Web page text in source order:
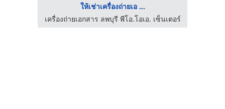
ให้เช่าเครื่องถ่ายเอ ...
เครื่องถ่ายเอกสาร ลพบุรี พีโอ.โอเอ. เซ็นเตอร์